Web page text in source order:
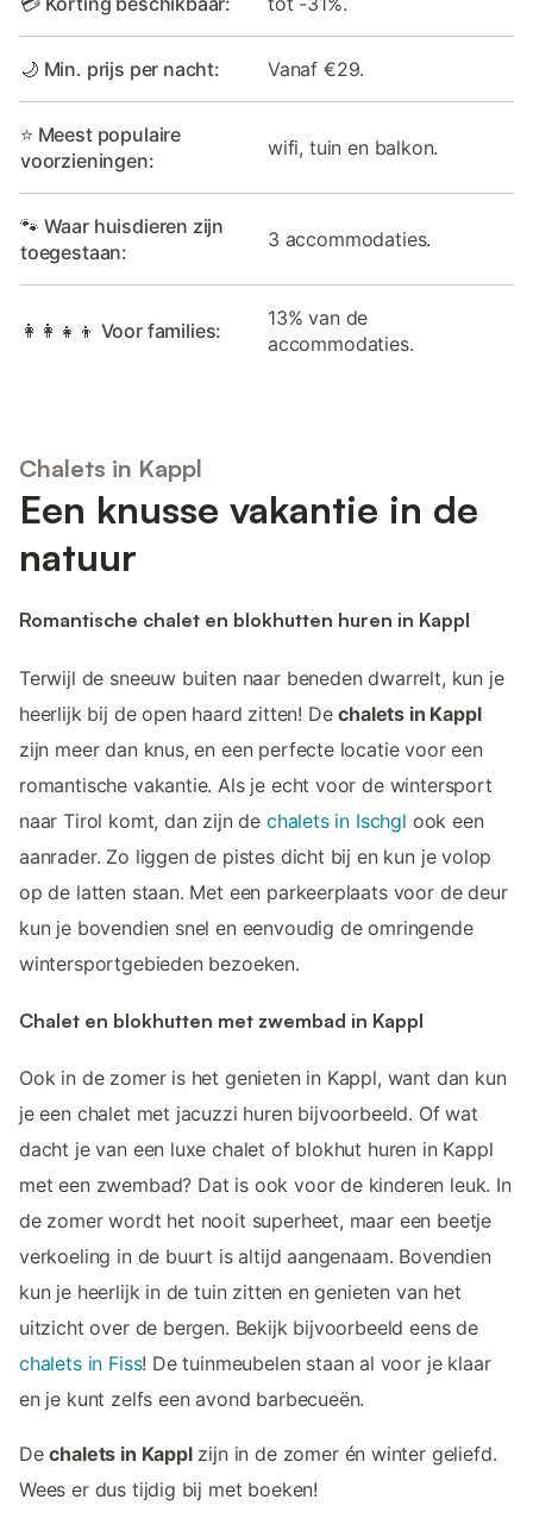
🌙 Min. prijs per nacht: Vanaf €29.
⭐ Meest populaire
voorzieningen:
wifi, tuin en balkon.
🐾 Waar huisdieren zijn
toegestaan:
3 accommodaties.
👩‍👩‍👧‍👦 Voor families:
13% van de
accommodaties.
Chalets in Kappl
Een knusse vakantie in de
natuur
Romantische chalet en blokhutten huren in Kappl
Terwijl de sneeuw buiten naar beneden dwarrelt, kun je
heerlijk bij de open haard zitten! Dechalets in Kappl
zijn meer dan knus, en een perfecte locatie voor een
romantische vakantie. Als je echt voor de wintersport
naar Tirol komt, dan zijn de chalets in Ischgl ook een
aanrader. Zo liggen de pistes dicht bij en kun je volop
op de latten staan. Met een parkeerplaats voor de deur
kun je bovendien snel en eenvoudig de omringende
wintersportgebieden bezoeken.
Chalet en blokhutten met zwembad in Kappl
Ook in de zomer is het genieten in Kappl, want dan kun
je een chalet met jacuzzi huren bijvoorbeeld. Of wat
dacht je van een luxe chalet of blokhut huren in Kappl
met een zwembad? Dat is ook voor de kinderen leuk. In
de zomer wordt het nooit superheet, maar een beetje
verkoeling in de buurt is altijd aangenaam. Bovendien
kun je heerlijk in de tuin zitten en genieten van het
uitzicht over de bergen. Bekijk bijvoorbeeld eens de
chalets in Fiss! De tuinmeubelen staan al voor je klaar
en je kunt zelfs een avond barbecueën.
Dechalets in Kapplzijn in de zomer én winter geliefd.
Wees er dus tijdig bij met boeken!